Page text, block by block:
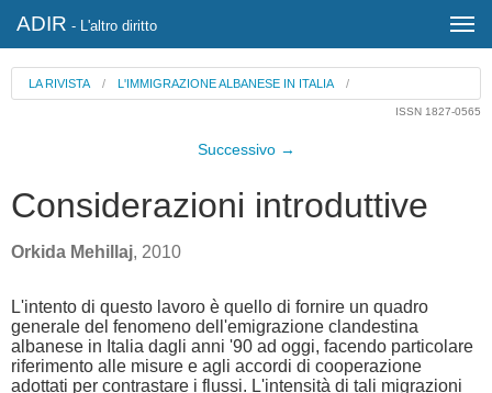
ADIR - L'altro diritto
LA RIVISTA / L'IMMIGRAZIONE ALBANESE IN ITALIA/
ISSN 1827-0565
Successivo →
Considerazioni introduttive
Orkida Mehillaj, 2010
L'intento di questo lavoro è quello di fornire un quadro
generale del fenomeno dell'emigrazione clandestina
albanese in Italia dagli anni '90 ad oggi, facendo particolare
riferimento alle misure e agli accordi di cooperazione
adottati per contrastare i flussi. L'intensità di tali migrazioni